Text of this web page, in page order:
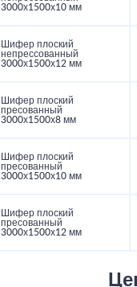
3000х1500х10 мм
Шифер плоский
непрессованный
3000х1500х12 мм
Шифер плоский
пресованный
3000х1500х8 мм
Шифер плоский
пресованный
3000х1500х10 мм
Шифер плоский
пресованный
3000х1500х12 мм